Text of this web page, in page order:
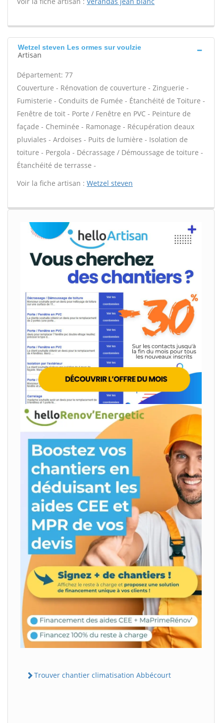
Wetzel steven Les ormes sur voulzie
Artisan
Département: 77
Couverture - Rénovation de couverture - Zinguerie -
Fumisterie - Conduits de Fumée - Étanchéité de Toiture -
Fenêtre de toit - Porte / Fenêtre en PVC - Peinture de
façade - Cheminée - Ramonage - Récupération deaux
pluviales - Ardoises - Puits de lumière - Isolation de
toiture - Pergola - Décrassage / Démoussage de toiture -
Étanchéité de terrasse -
Voir la fiche artisan : Wetzel steven
Trouver chantier climatisation Abbécourt